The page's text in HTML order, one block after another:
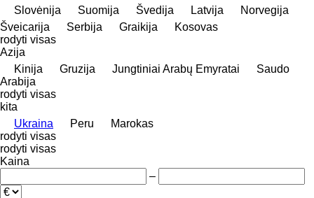
Slovėnija
Suomija Švedija Latvija
Norvegija
Šveicarija
Serbija Graikija
Kosovas
rodyti visas
Azija
Kinija
Gruzija Jungtiniai Arabų Emyratai
Saudo
Arabija
rodyti visas
kita
Ukraina
Peru
Marokas
rodyti visas
rodyti visas
Kaina
–